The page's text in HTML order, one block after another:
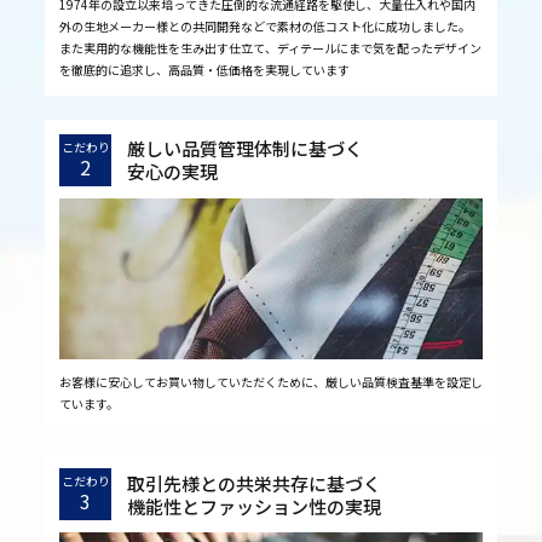
1974年の設立以来培ってきた圧倒的な流通経路を駆使し、大量仕入れや国内
外の生地メーカー様との共同開発などで素材の低コスト化に成功しました。
また実用的な機能性を生み出す仕立て、ディテールにまで気を配ったデザイン
を徹底的に追求し、高品質・低価格を実現しています
こだわり
2
厳しい品質管理体制に基づく
安心の実現
お客様に安心してお買い物していただくために、厳しい品質検査基準を設定し
ています。
こだわり
3
取引先様との共栄共存に基づく
機能性とファッション性の実現